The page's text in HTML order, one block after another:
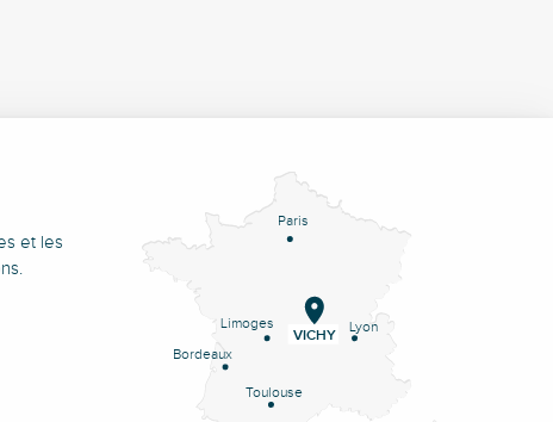
et les
Paris
Lyon
Limoges
Bordeaux
Toulouse
VICHY